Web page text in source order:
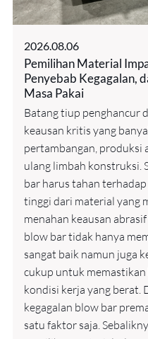
2026.08.06
Pemilihan Material
Penyebab Kegagalan,
Masa Pakai
Batang tiup penghancur
keausan kritis yang
pertambangan, produksi
ulang limbah konstruksi.
bar harus tahan
tinggi dari material yang
menahan keausan
blow bar tidak hanya
sangat baik namun juga
cukup untuk
kondisi kerja yang berat.
kegagalan blow bar
satu faktor saja.